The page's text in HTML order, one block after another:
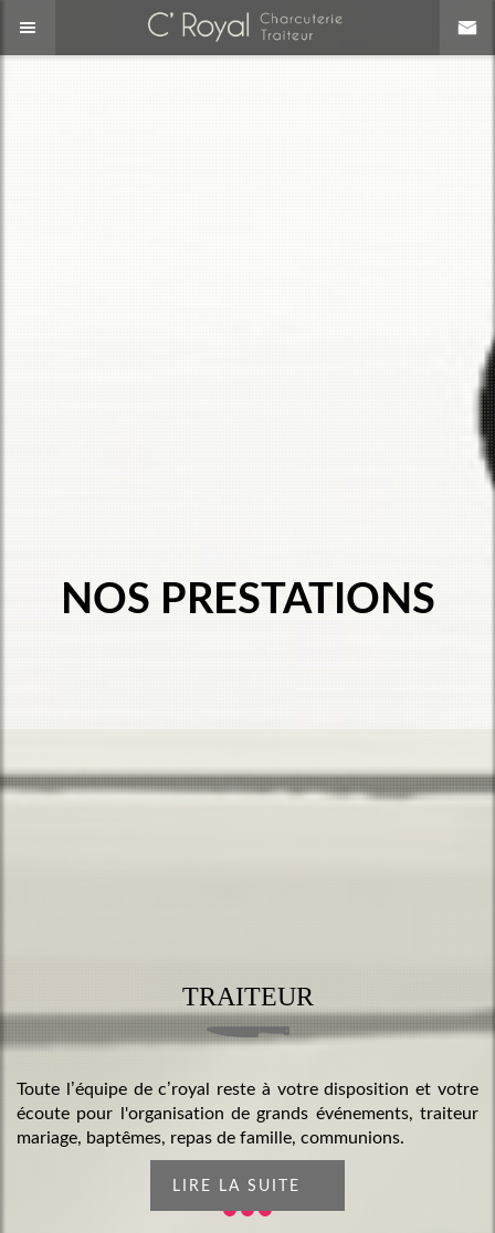
NOS PRESTATIONS
TRAITEUR
Toute l’équipe de c’royal reste à votre disposition et votre
écoute pour l'organisation de grands événements, traiteur
mariage, baptêmes, repas de famille, communions.
LIRE LA SUITE